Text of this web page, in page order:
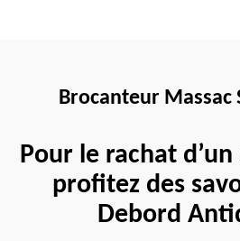
Brocanteur Massac
Pour le rachat
profitez des
Debord